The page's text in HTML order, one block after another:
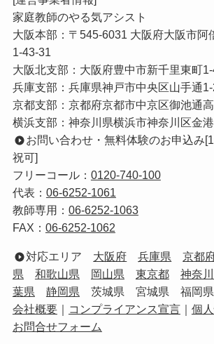
家庭教師のやる気アシスト
大阪本部：〒545-6031 大阪府大阪市阿
1-43-31
大阪北支部：大阪府豊中市新千里東町
兵庫支部：兵庫県神戸市中央区山手通
京都支部：京都府京都市中京区御池通
横浜支部：神奈川県横浜市神奈川区金
お問い合わせ・無料体験のお申込み
祝可]
フリーコール： 0120-740-100
代表： 06-6252-1061
教師専用： 06-6252-1063
FAX： 06-6252-1062
対応エリア 大阪府 兵庫県 京都
県
和歌山県 岡山県 東京都 神奈
葉県
静岡県 茨城県 宮城県 福岡県
会社概要｜ コンプライアンス宣言｜ 個
お問合せフォーム